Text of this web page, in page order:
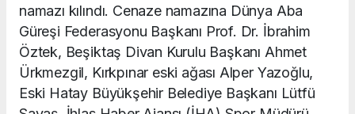
namazı kılındı. Cenaze namazına Dünya Aba
Güreşi Federasyonu Başkanı Prof. Dr. İbrahim
Öztek, Beşiktaş Divan Kurulu Başkanı Ahmet
Ürkmezgil, Kırkpınar eski ağası Alper Yazoğlu,
Eski Hatay Büyükşehir Belediye Başkanı Lütfü